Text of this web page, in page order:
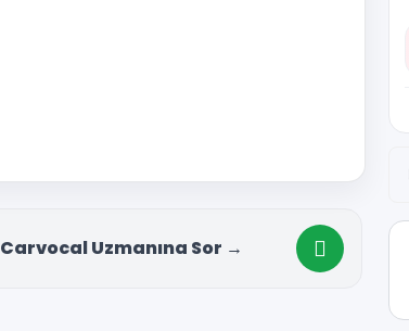
Carvocal Uzmanına Sor →